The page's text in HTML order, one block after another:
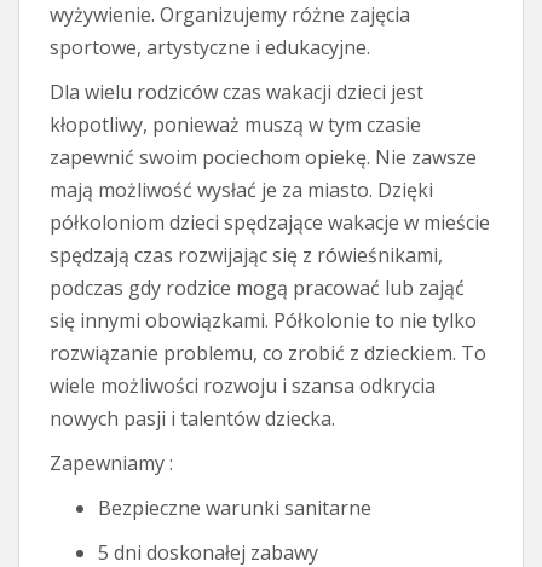
wyżywienie. Organizujemy różne zajęcia
sportowe, artystyczne i edukacyjne.
Dla wielu rodziców czas wakacji dzieci jest
kłopotliwy, ponieważ muszą w tym czasie
zapewnić swoim pociechom opiekę. Nie zawsze
mają możliwość wysłać je za miasto. Dzięki
półkoloniom dzieci spędzające wakacje w mieście
spędzają czas rozwijając się z rówieśnikami,
podczas gdy rodzice mogą pracować lub zająć
się innymi obowiązkami. Półkolonie to nie tylko
rozwiązanie problemu, co zrobić z dzieckiem. To
wiele możliwości rozwoju i szansa odkrycia
nowych pasji i talentów dziecka.
Zapewniamy :
Bezpieczne warunki sanitarne
5 dni doskonałej zabawy